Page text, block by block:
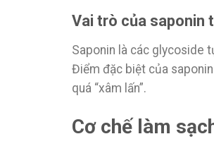
Vai trò của saponin
Saponin là các glycoside
Điểm đặc biệt của
quá “xâm lấn”.
Cơ chế làm